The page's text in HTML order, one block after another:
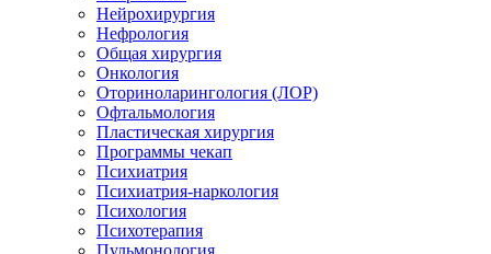
Нейрохирургия
Нефрология
Общая хирургия
Онкология
Оториноларингология (ЛОР)
Офтальмология
Пластическая хирургия
Программы чекап
Психиатрия
Психиатрия-наркология
Психология
Психотерапия
Пульмонология